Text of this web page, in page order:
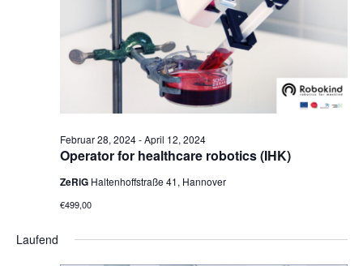
Operator for healthcare robotics (IHK)
Februar 28, 2024-April 12, 2024
ZeRiG Haltenhoffstraße 41, Hannover
€499,00
Laufend